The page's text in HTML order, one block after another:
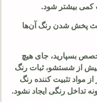
کمی بیشتر شود.
پخش شدن رنگ آن‌ها
بسپارید، جای هیچ
از شستشو، ثبات رنگ
مواد تثبیت‌ کننده رنگ
تداخل رنگی ایجاد نشود.